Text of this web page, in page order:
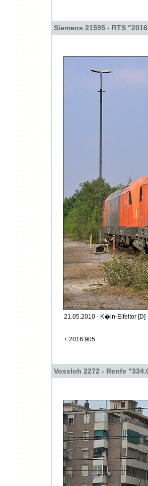
Siemens 21595 - RTS
21.05.2010 - K�ln-Eifeltor [D]
+ 2016 905
Vossloh 2272 - Renfe